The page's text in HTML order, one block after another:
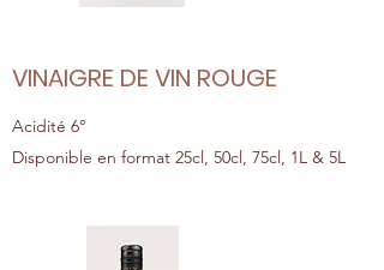
VINAIGRE DE VIN ROUGE
Acidité 6°
Disponible en format 25cl, 50cl, 75cl, 1L & 5L